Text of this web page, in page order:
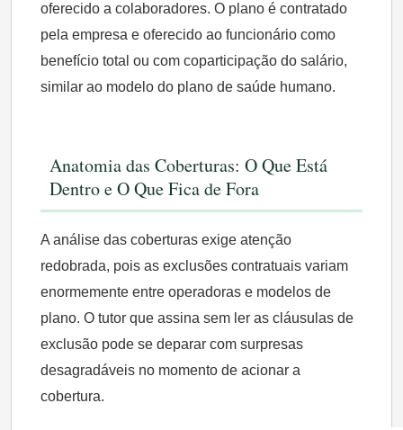
oferecido a colaboradores. O plano é contratado
pela empresa e oferecido ao funcionário como
benefício total ou com coparticipação do salário,
similar ao modelo do plano de saúde humano.
Anatomia das Coberturas: O Que Está
Dentro e O Que Fica de Fora
A análise das coberturas exige atenção
redobrada, pois as exclusões contratuais variam
enormemente entre operadoras e modelos de
plano. O tutor que assina sem ler as cláusulas de
exclusão pode se deparar com surpresas
desagradáveis no momento de acionar a
cobertura.